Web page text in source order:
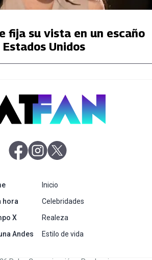
fija su vista en un escaño
Unidos
abre en nueva pestaña
abre en nueva pestaña
abre en nueva pestaña
hora abre en nueva pestaña
Xabre en nueva pestaña
Andes abre en nueva pestaña
Inicio
Celebridades
Realeza
Estilo de vida